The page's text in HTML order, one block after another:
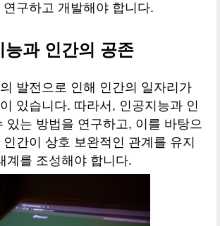
연구하고 개발해야 합니다.
능과 인간의 공존
발전으로 인해 인간의 일자리가
있습니다. 따라서, 인공지능과 인
있는 방법을 연구하고, 이를 바탕으
간이 상호 보완적인 관계를 유지
계를 조성해야 합니다.